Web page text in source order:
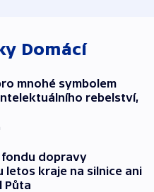
Domácí
mnohé symbolem
rebelství,
dopravy
letos kraje na silnice ani
Půta